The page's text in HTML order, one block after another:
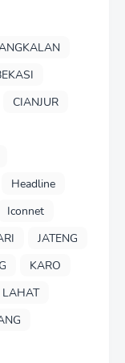
CIANJUR
Headline
Iconnet
JATENG
KARO
LAHAT